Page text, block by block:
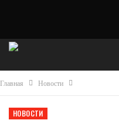
Главная Новости
НОВОСТИ